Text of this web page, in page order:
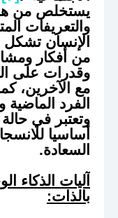
يستخلص من
والتعريفات
الإنسان
من أفكار
وقدرات على
مع الآخرين،
الفرد الماضية
وتعتبر في حالة
أساسيا
السعادة.
آليات الذكاء
بالذات: